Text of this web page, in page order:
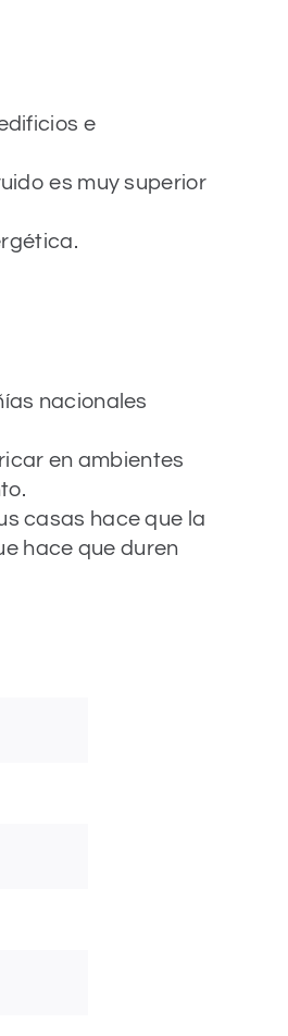
e
es muy superior
nacionales
en ambientes
casas hace que la
hace que duren